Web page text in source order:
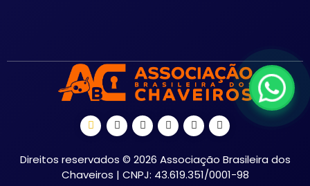
Direitos reservados © 2026 Associação Brasileira dos
Chaveiros | CNPJ: 43.619.351/0001-98